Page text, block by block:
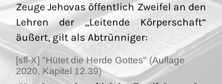
Zeuge Jehovas öffentlich Zweifel an den
Lehren der „Leitende Körperschaft“
äußert, gilt als Abtrünniger:
[sfl-X] "Hütet die Herde Gottes" (Auflage
2020, Kapitel 12.39)